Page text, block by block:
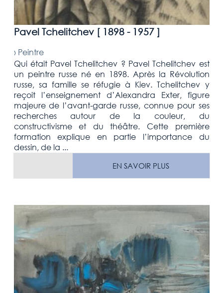
Pavel Tchelitchev [ 1898 - 1957]
› Peintre
Qui était Pavel Tchelitchev ? Pavel Tchelitchev est
un peintre russe né en 1898. Après la Révolution
russe, sa famille se réfugie à Kiev. Tchelitchev y
reçoit l’enseignement d’Alexandra Exter, figure
majeure de l’avant-garde russe, connue pour ses
recherches autour de la couleur, du
constructivisme et du théâtre. Cette première
formation explique en partie l’importance du
dessin, de la ...
EN SAVOIR PLUS